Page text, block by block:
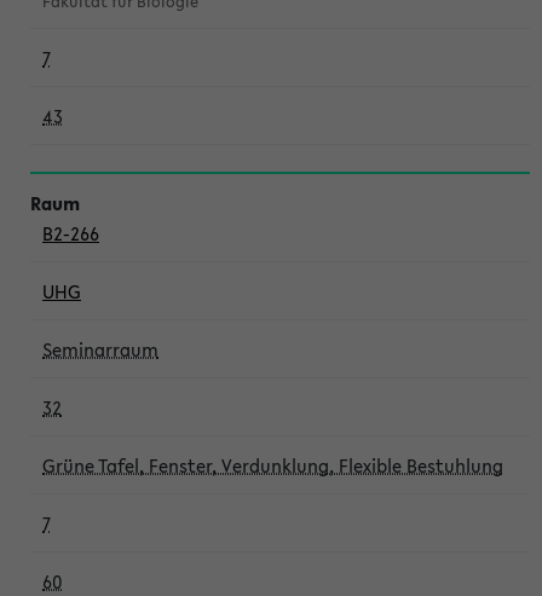
7
43
B2-266
UHG
Seminarraum
32
Grüne Tafel, Fenster, Verdunklung, Flexible Bestuhlung
7
60